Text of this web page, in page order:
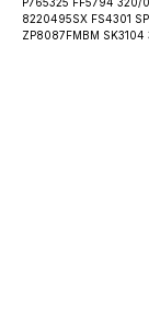
8220495SX FS4301
ZP8087FMBM SK3104